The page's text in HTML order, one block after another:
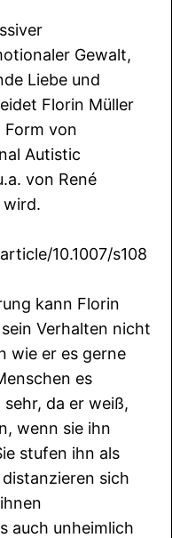
Gewalt,
Liebe und
Florin Müller
Form von
Autistic
von René
wird.
10.1007/s108
kann Florin
Verhalten nicht
wie er es gerne
es
da er weiß,
wenn sie ihn
stufen ihn als
sich
auch unheimlich